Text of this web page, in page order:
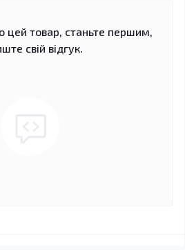
цей товар, станьте першим,
свій відгук.